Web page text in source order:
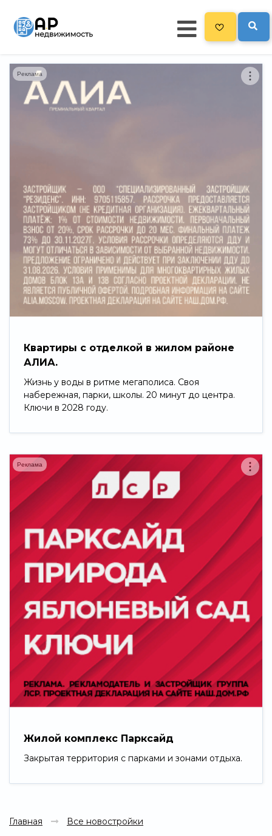
Главная
Все новостройки 3300
Рекламодателям
Политика конфиденциальности
Карта сайта
Квартиры с отделкой в жилом районе
АЛИА.
Жизнь у воды в ритме мегаполиса. Своя
набережная, парки, школы. 20 минут до центра.
Ключи в 2028 году.
Реклама
Жилой комплекс Парксайд
Закрытая территория с парками и зонами отдыха.
Реклама
Главная Все новостройки